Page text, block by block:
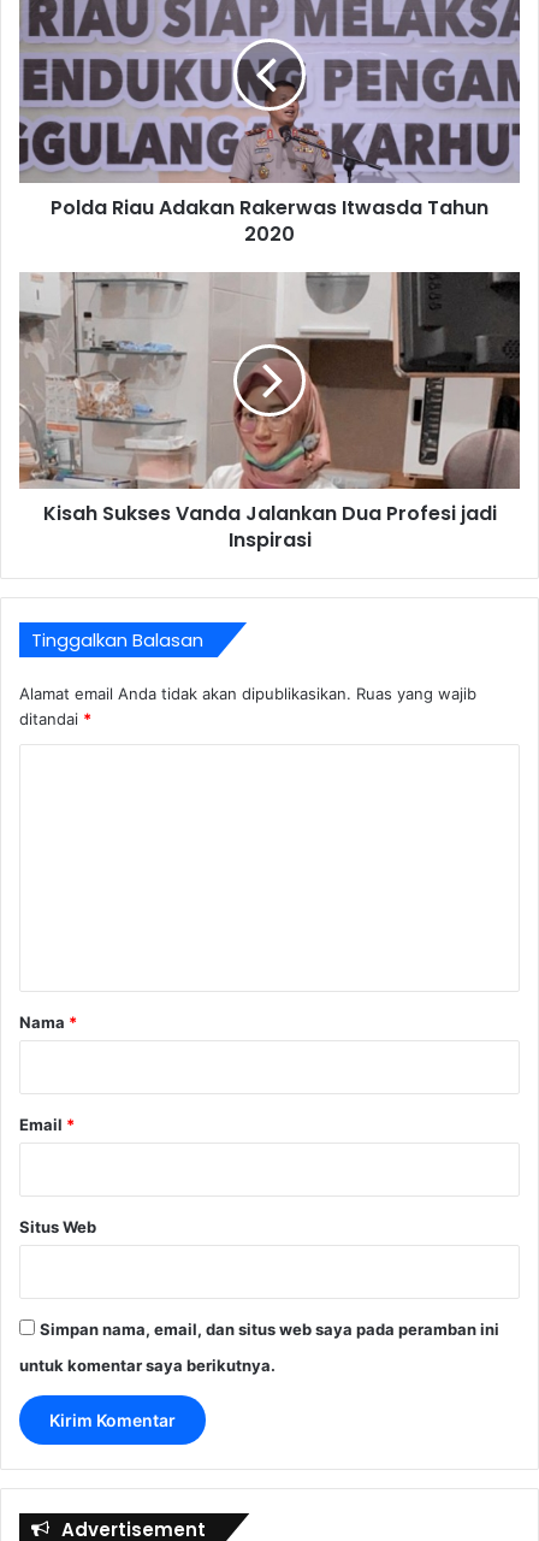
Polda Riau Adakan Rakerwas Itwasda Tahun
2020
Kisah Sukses Vanda Jalankan Dua Profesi jadi
Inspirasi
Tinggalkan Balasan
Alamat email Anda tidak akan dipublikasikan. Ruas yang wajib
ditandai *
r
Nama *
Email *
Situs Web
Simpan nama, email, dan situs web saya pada peramban ini
untuk komentar saya berikutnya.
Advertisement